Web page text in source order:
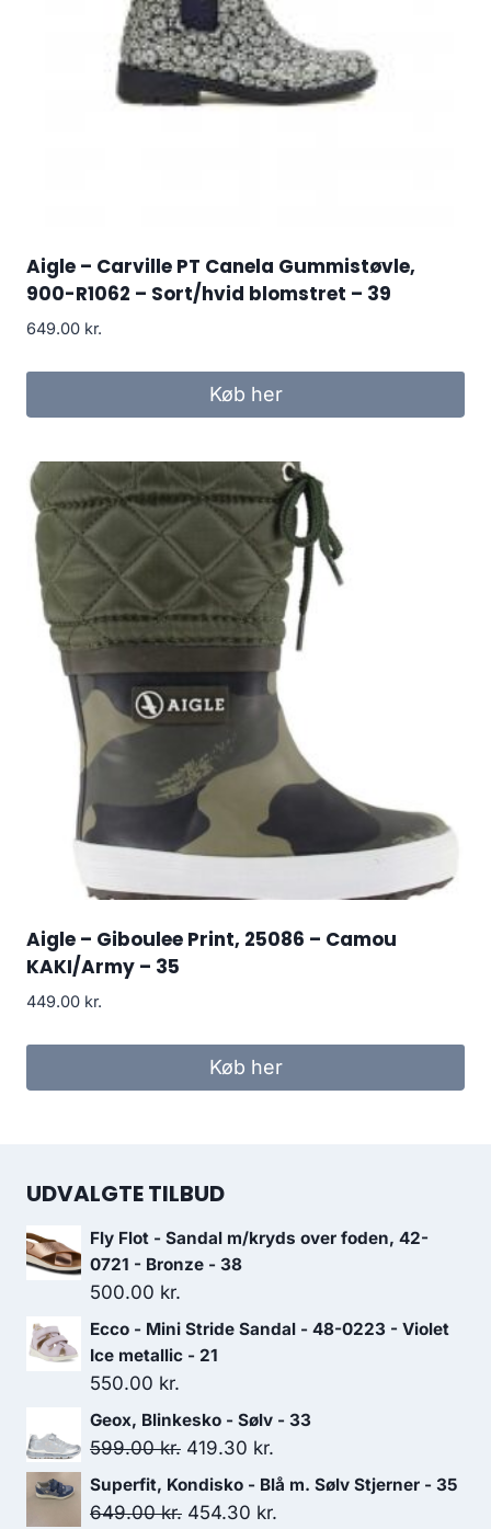
Aigle – Carville PT Canela Gummistøvle,
900-R1062 – Sort/hvid blomstret – 39
649.00 kr.
Køb her
Aigle – Giboulee Print, 25086 – Camou
KAKI/Army – 35
449.00 kr.
Køb her
UDVALGTE TILBUD
Fly Flot - Sandal m/kryds over foden, 42-
0721 - Bronze - 38
500.00 kr.
Ecco - Mini Stride Sandal - 48-0223 - Violet
Ice metallic - 21
550.00 kr.
Geox, Blinkesko - Sølv - 33
599.00kr. Den
oprindelige
pris
419.30 kr.
aktuelle
Superfit, Kondisko - Blå m. Sølv Stjerner - 35
649.00kr. Den
454.30 kr.